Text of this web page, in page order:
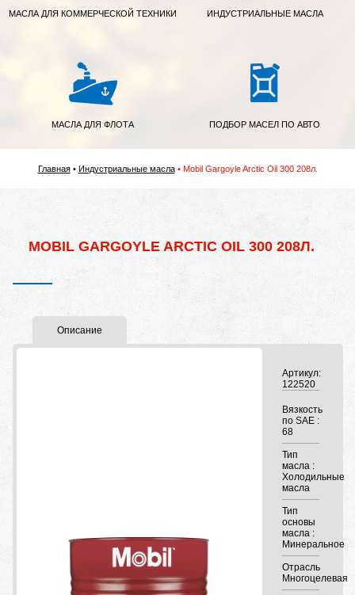
МАСЛА ДЛЯ КОММЕРЧЕСКОЙ ТЕХНИКИ ИНДУСТРИАЛЬНЫЕ МАСЛА
МАСЛА ДЛЯ ФЛОТА ПОДБОР МАСЕЛ ПО АВТО
Главная Индустриальные масла Mobil Gargoyle Arctic Oil 300 208л.
MOBIL GARGOYLE ARCTIC OIL 300 208Л.
Описание
Артикул:
122520
Вязкость
по SAE :
68
Тип
масла :
Холодильные
масла
Тип
основы
масла :
Минеральное
Отрасль
Многоцелевая